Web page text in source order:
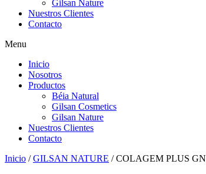
Gilsan Nature
Nuestros Clientes
Contacto
Menu
Inicio
Nosotros
Productos
Béia Natural
Gilsan Cosmetics
Gilsan Nature
Nuestros Clientes
Contacto
Inicio /GILSAN NATURE / COLAGEM PLUS GN